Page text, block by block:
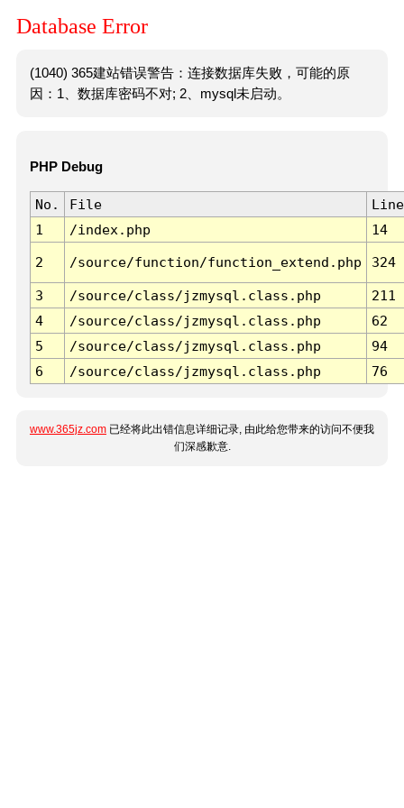
Database Error
(1040) 365建站错误警告：连接数据库失败，可能的原
因：1、数据库密码不对; 2、mysql未启动。
PHP Debug
No. File
Line
1
/index.php 14
2 /source/function/function_extend.php 324
3 /source/class/jzmysql.class.php
211
4
/source/class/jzmysql.class.php
62
5
/source/class/jzmysql.class.php
94
6
/source/class/jzmysql.class.php 76
www.365jz.com 已经将此出错信息详细记录, 由此给您带来的访问不便我
们深感歉意.